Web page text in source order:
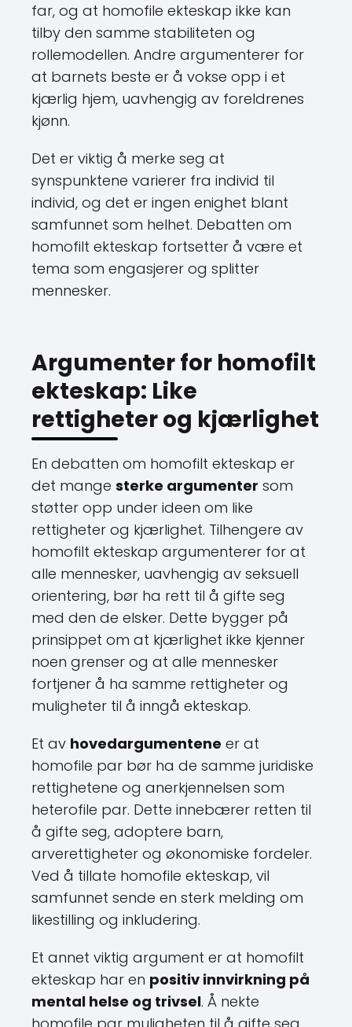
far, og at homofile ekteskap ikke kan
tilby den samme stabiliteten og
rollemodellen. Andre argumenterer for
at barnets beste er å vokse opp i et
kjærlig hjem, uavhengig av foreldrenes
kjønn.
Det er viktig å merke seg at
synspunktene varierer fra individ til
individ, og det er ingen enighet blant
samfunnet som helhet. Debatten om
homofilt ekteskap fortsetter å være et
tema som engasjerer og splitter
mennesker.
Argumenter for homofilt
ekteskap: Like
rettigheter og kjærlighet
En debatten om homofilt ekteskap er
det mange sterke argumenter som
støtter opp under ideen om like
rettigheter og kjærlighet. Tilhengere av
homofilt ekteskap argumenterer for at
alle mennesker, uavhengig av seksuell
orientering, bør ha rett til å gifte seg
med den de elsker. Dette bygger på
prinsippet om at kjærlighet ikke kjenner
noen grenser og at alle mennesker
fortjener å ha samme rettigheter og
muligheter til å inngå ekteskap.
Et av hovedargumentene er at
homofile par bør ha de samme juridiske
rettighetene og anerkjennelsen som
heterofile par. Dette innebærer retten til
å gifte seg, adoptere barn,
arverettigheter og økonomiske fordeler.
Ved å tillate homofile ekteskap, vil
samfunnet sende en sterk melding om
likestilling og inkludering.
Et annet viktig argument er at homofilt
ekteskap har en positiv innvirkning på
mental helse og trivsel. Å nekte